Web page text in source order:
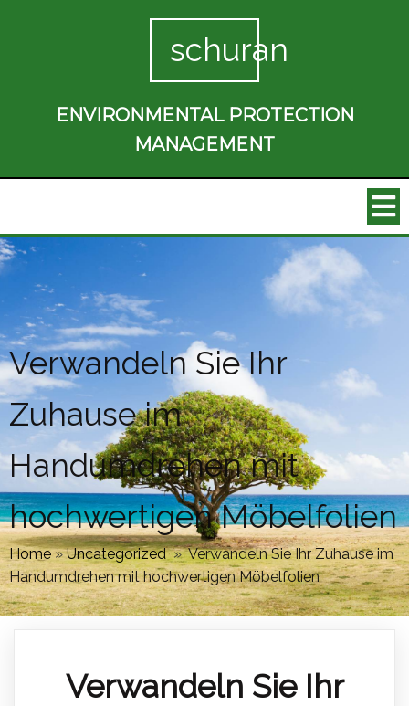
schuran
ENVIRONMENTAL PROTECTION
MANAGEMENT
Verwandeln Sie Ihr
Zuhause im
Handumdrehen mit
hochwertigen Möbelfolien
Home»Uncategorized »Verwandeln Sie Ihr Zuhause im
Handumdrehen mit hochwertigen Möbelfolien
Verwandeln Sie Ihr